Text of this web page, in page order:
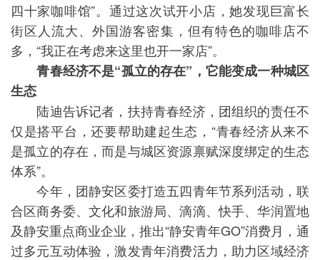
四十家咖啡馆”。通过这次试开小店，她发现巨富长
街区人流大、外国游客密集，但有特色的咖啡店不
多，“我正在考虑来这里也开一家店”。
青春经济不是“孤立的存在”，它能变成一种城区
生态
陆迪告诉记者，扶持青春经济，团组织的责任不
仅是搭平台，还要帮助建起生态，“青春经济从来不
是孤立的存在，而是与城区资源禀赋深度绑定的生态
体系”。
今年，团静安区委打造五四青年节系列活动，联
合区商务委、文化和旅游局、滴滴、快手、华润置地
及静安重点商业企业，推出“静安青年GO”消费月，通
过多元互动体验，激发青年消费活力，助力区域经济